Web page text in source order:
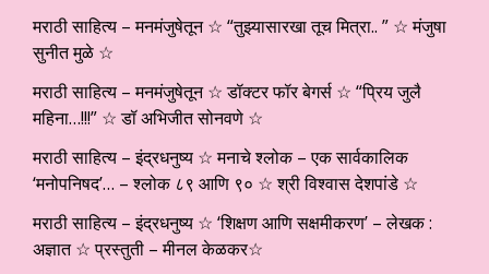
मराठी साहित्य – मनमंजुषेतून ☆ “तुझ्यासारखा तूच मित्रा.. ” ☆ मंजुषा
सुनीत मुळे ☆
मराठी साहित्य – मनमंजुषेतून ☆ डॉक्टर फॉर बेगर्स ☆ “प्रिय जुलै
महिना…!!!” ☆ डॉ अभिजीत सोनवणे ☆
मराठी साहित्य – इंद्रधनुष्य ☆ मनाचे श्लोक – एक सार्वकालिक
‘मनोपनिषद’… – श्लोक ८९ आणि ९० ☆ श्री विश्वास देशपांडे ☆
मराठी साहित्य – इंद्रधनुष्य ☆ ‘शिक्षण आणि सक्षमीकरण’ – लेखक :
अज्ञात ☆ प्रस्तुती – मीनल केळकर☆